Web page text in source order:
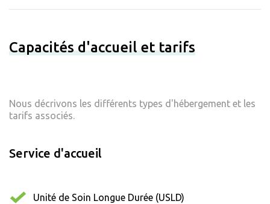
Capacités d'accueil et tarifs
Nous décrivons les différents types d'hébergement et les
tarifs associés.
Service d'accueil
Unité de Soin Longue Durée (USLD)